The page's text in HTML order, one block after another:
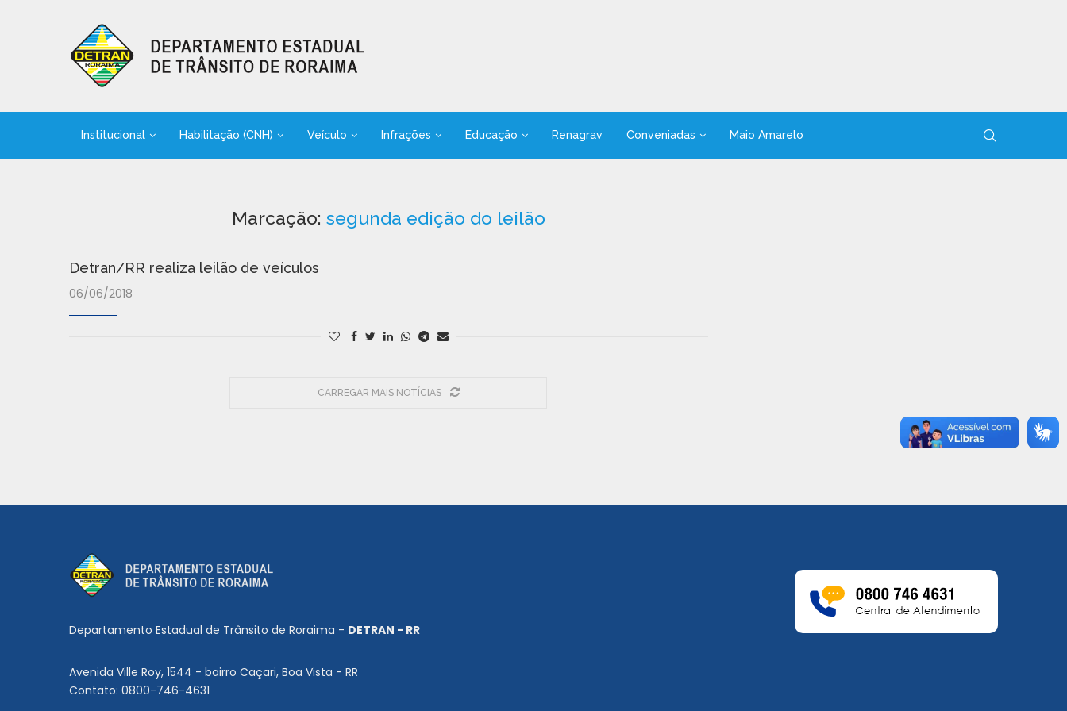
Institucional Habilitação (CNH) Veículo Infrações Educação Renagrav Conveniadas Maio Amarelo
Marcação: segunda edição do leilão
Detran/RR realiza leilão de veículos
06/06/2018
CARREGAR MAIS NOTÍCIAS
Departamento Estadual de Trânsito de Roraima - DETRAN - RR
Avenida Ville Roy, 1544 - bairro Caçari, Boa Vista - RR
Contato: 0800-746-4631